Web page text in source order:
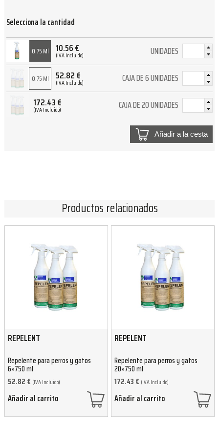
Selecciona la cantidad
0.75 Ml 10.56€
(IVA Incluido) UNIDADES
0.75 Ml 52.82€
(IVA Incluido) CAJA DE 6 UNIDADES
172.43€
(IVA Incluido) CAJA DE 20 UNIDADES
Añadir a la cesta
Productos relacionados
REPELENT
Repelente para perros y gatos
6×750 ml
52.82 € (IVA Incluido)
Añadir al carrito
REPELENT
Repelente para perros y gatos
20×750 ml
172.43 € (IVA Incluido)
Añadir al carrito